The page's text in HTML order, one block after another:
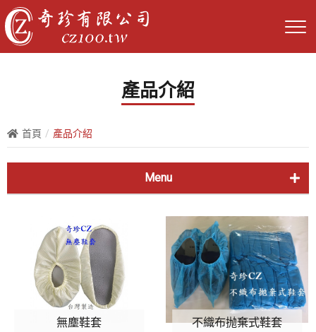
產品介紹
首頁 產品介紹
Menu
經典四孔鞋T3836
新式四孔鞋T3837
CZ全包鞋
無塵鞋套 不織布抛棄式鞋套